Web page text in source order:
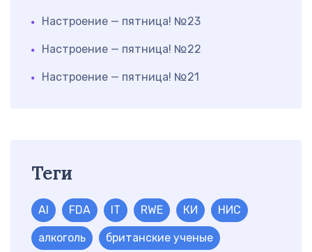
Настроение — пятница! №23
Настроение — пятница! №22
Настроение — пятница! №21
Теги
AI FDA IT RWE КИ НИС
алкоголь британские ученые